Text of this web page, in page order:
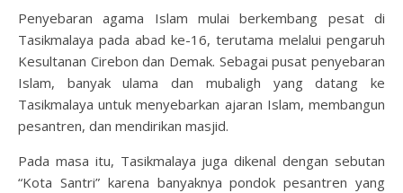
Penyebaran agama Islam mulai berkembang pesat di
Tasikmalaya pada abad ke-16, terutama melalui pengaruh
Kesultanan Cirebon dan Demak. Sebagai pusat penyebaran
Islam, banyak ulama dan mubaligh yang datang ke
Tasikmalaya untuk menyebarkan ajaran Islam, membangun
pesantren, dan mendirikan masjid.
Pada masa itu, Tasikmalaya juga dikenal dengan sebutan
“Kota Santri” karena banyaknya pondok pesantren yang